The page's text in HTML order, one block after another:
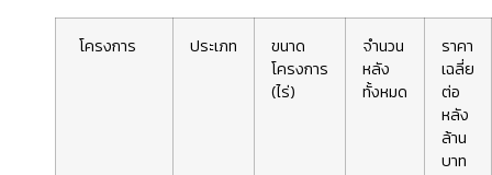
โครงการ ประเภท
ขนาด
โครงการ
(ไร่)
จำนวน
หลัง
ทั้งหมด
ราคา
เฉลี่ย
ต่อ
หลัง
ล้าน
บาท